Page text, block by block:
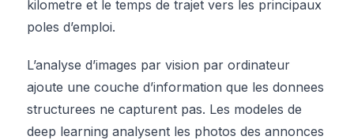
kilometre et le temps de trajet vers les principaux
poles d’emploi.
L’analyse d’images par vision par ordinateur
ajoute une couche d’information que les donnees
structurees ne capturent pas. Les modeles de
deep learning analysent les photos des annonces